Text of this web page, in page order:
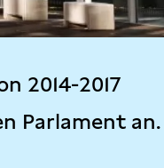
2014-2017
Parlament an.